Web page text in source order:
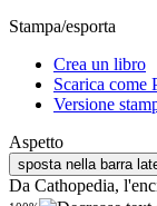
Stampa/esporta
Crea un libro
Scarica come
Versione
Aspetto
sposta nella barra
Da Cathopedia,